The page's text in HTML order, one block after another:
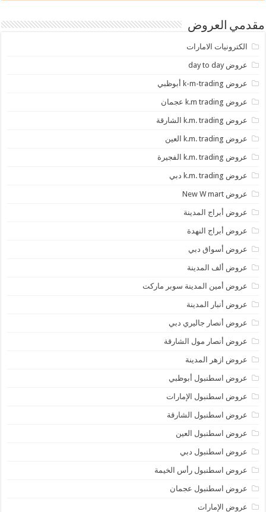
مقدمي العروض
الكترونيات الامارات
عروض day to day
عروض k-m-trading أبوظبي
عروض k.m trading عجمان
عروض k.m. trading الشارقة
عروض k.m. trading العين
عروض k.m. trading الفجيرة
عروض k.m. trading دبي
عروض New W mart
عروض أبراج المدينة
عروض أبراج النهدة
عروض أسواق دبي
عروض ألف المدينة
عروض أمين المدينة سوبر ماركت
عروض أنبار المدينة
عروض أنصار جاليري دبي
عروض أنصار مول الشارقة
عروض ازهر المدينة
عروض اسطنبول أبوظبي
عروض اسطنبول الإمارات
عروض اسطنبول الشارقة
عروض اسطنبول العين
عروض اسطنبول دبي
عروض اسطنبول رأس الخيمة
عروض اسطنبول عجمان
عروض الإمارات